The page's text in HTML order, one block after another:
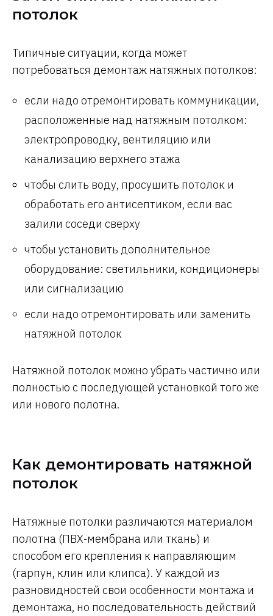
потолок
Типичные ситуации, когда может
потребоваться демонтаж натяжных потолков:
если надо отремонтировать коммуникации,
расположенные над натяжным потолком:
электропроводку, вентиляцию или
канализацию верхнего этажа
чтобы слить воду, просушить потолок и
обработать его антисептиком, если вас
залили соседи сверху
чтобы установить дополнительное
оборудование: светильники, кондиционеры
или сигнализацию
если надо отремонтировать или заменить
натяжной потолок
Натяжной потолок можно убрать частично или
полностью с последующей установкой того же
или нового полотна.
Как демонтировать натяжной
потолок
Натяжные потолки различаются материалом
полотна (ПВХ-мембрана или ткань) и
способом его крепления к направляющим
(гарпун, клин или клипса). У каждой из
разновидностей свои особенности монтажа и
демонтажа, но последовательность действий